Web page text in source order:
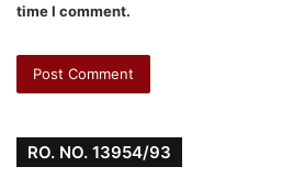
time I comment.
RO. NO. 13954/93